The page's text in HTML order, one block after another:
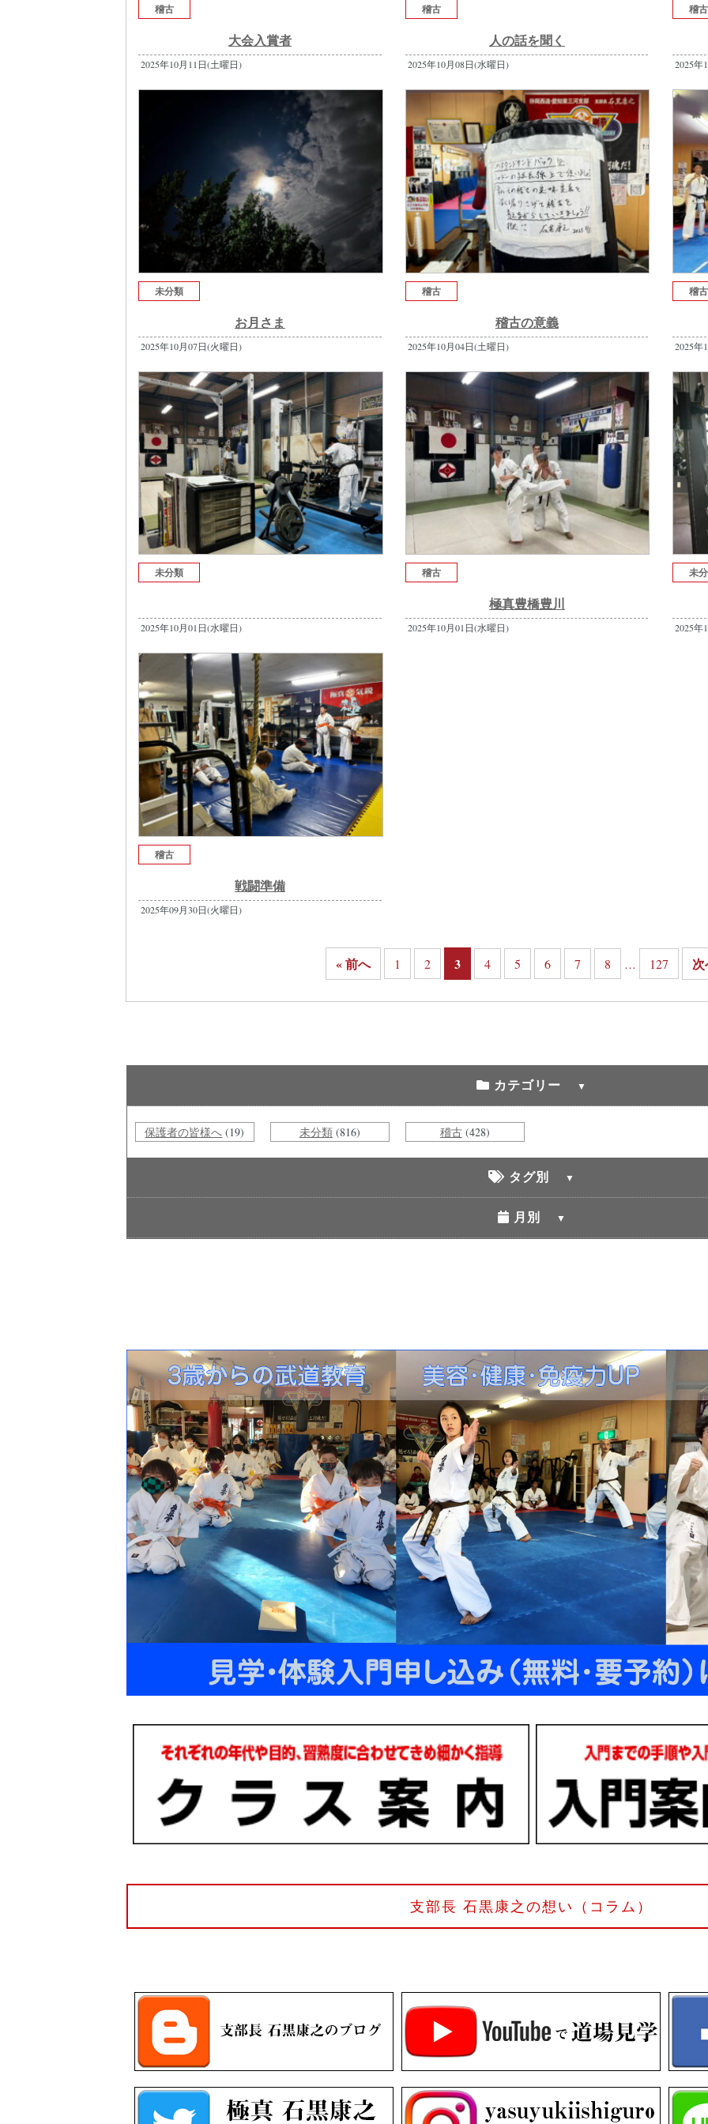
稽古
大会入賞者
2025年10月11日(土曜日)
稽古
人の話を聞く
2025年10月08日(水曜日)
稽古
2025年
未分類
お月さま
2025年10月07日(火曜日)
稽古
稽古の意義
2025年10月04日(土曜日)
稽古
2025年
未分類
2025年10月01日(水曜日)
稽古
極真豊橋豊川
2025年10月01日(水曜日)
未
2025年
稽古
戦闘準備
2025年09月30日(火曜日)
« 前へ 1 2 3 4 5 6 7 8 … 127 次
カテゴリー
保護者の皆様へ (19) 未分類(816) 稽古(428)
タグ別
月別
支部長 石黒康之の想い（コラム）